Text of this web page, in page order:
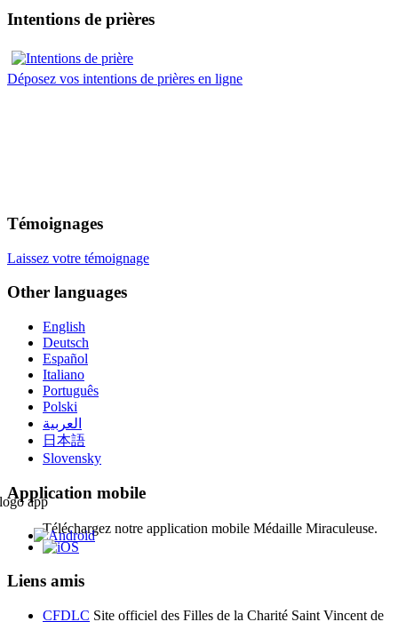
Intentions de prières
Déposez vos intentions de prières en ligne
Témoignages
Laissez votre témoignage
Other languages
English
Deutsch
Español
Italiano
Português
Polski
العربية
日本語
Slovensky
Application mobile
Téléchargez notre application mobile Médaille Miraculeuse.
Liens amis
CFDLC Site officiel des Filles de la Charité Saint Vincent de